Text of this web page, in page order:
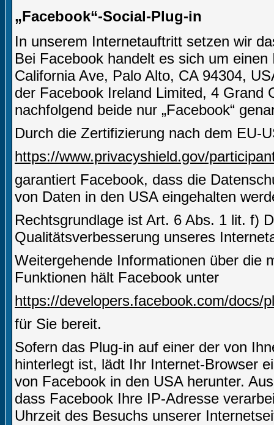
„Facebook“-Social-Plug-in
In unserem Internetauftritt setzen wir
Bei Facebook handelt es sich um
California Ave, Palo Alto, CA 94304,
der Facebook Ireland Limited, 4 Grand
nachfolgend beide nur „Facebook“
Durch die Zertifizierung nach dem EU-
https://www.privacyshield.gov/
garantiert Facebook, dass die
von Daten in den USA eingehalten
Rechtsgrundlage ist Art. 6 Abs. 1 lit. f)
Qualitätsverbesserung unseres
Weitergehende Informationen über die
Funktionen hält Facebook unter
https://developers.facebook.com/docs/
für Sie bereit.
Sofern das Plug-in auf einer der von
hinterlegt ist, lädt Ihr Internet-Browser
von Facebook in den USA herunter.
dass Facebook Ihre IP-Adresse
Uhrzeit des Besuchs unserer